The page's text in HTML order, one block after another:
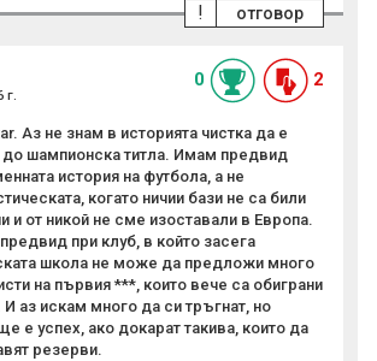
отговор
!
г.
0 2
Аз не знам в историята чистка да е
шампионска титла. Имам предвид
история на футбола, а не
когато ничии бази не са били
и от никой не сме изоставали в Европа.
при клуб, в който засега
школа не може да предложи много
на първия ***, които вече са обиграни
И аз искам много да си тръгнат, но
е успех, ако докарат такива, които да
резерви.